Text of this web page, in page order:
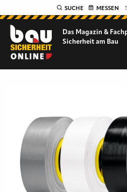
SUCHE MESSEN
Das Magazin &
Sicherheit am Bau